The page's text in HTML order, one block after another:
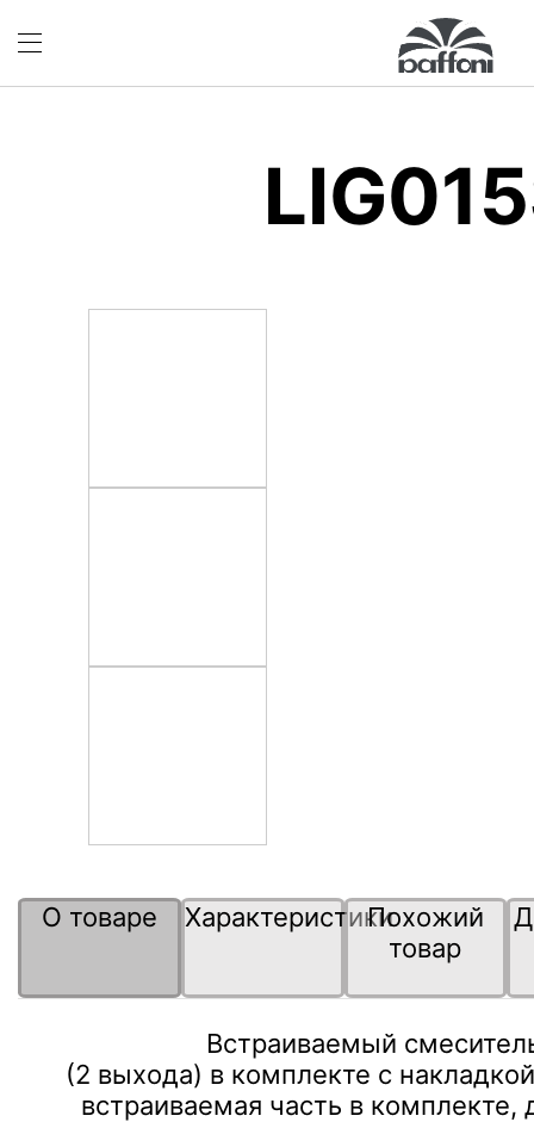
О товаре ХарактеристикиПохожий
товар
Встраиваемый
(2 выхода) в комплекте с
встраиваемая часть в комплекте,